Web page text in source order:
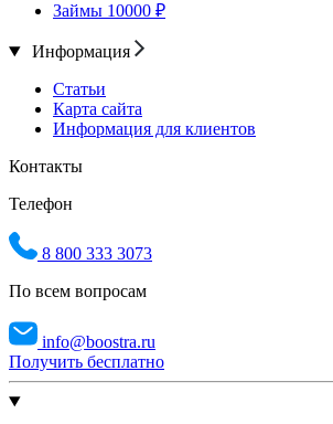
Займы 10000 ₽
Информация
Статьи
Карта сайта
Информация для клиентов
Контакты
Телефон
8 800 333 3073
По всем вопросам
info@boostra.ru
Получить бесплатно